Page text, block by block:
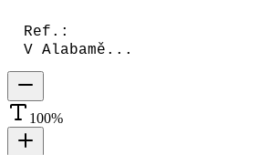
Ref.:
V Alabamě...
100%